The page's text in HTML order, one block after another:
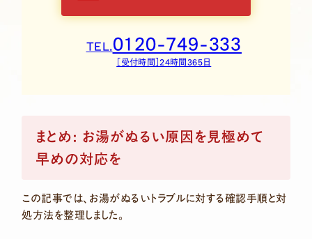
TEL.0120-749-333
［受付時間］24時間365日
まとめ: お湯がぬるい原因を見極めて
早めの対応を
この記事では、お湯がぬるいトラブルに対する確認手順と対
処方法を整理しました。